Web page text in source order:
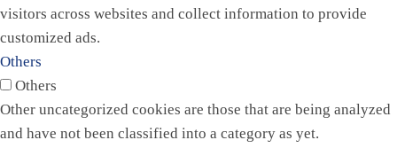
visitors across websites and collect information to provide
customized ads.
Others
Others
Other uncategorized cookies are those that are being analyzed
and have not been classified into a category as yet.